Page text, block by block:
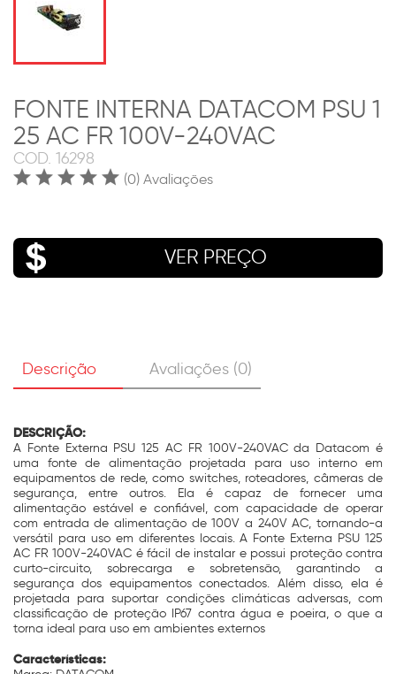
FONTE INTERNA DATACOM PSU 1
25 AC FR 100V-240VAC
COD. 16298
(0) Avaliações
VER PREÇO
Descrição Avaliações (0)
DESCRIÇÃO:
A Fonte Externa PSU 125 AC FR 100V-240VAC da Datacom é
uma fonte de alimentação projetada para uso interno em
equipamentos de rede, como switches, roteadores, câmeras de
segurança, entre outros. Ela é capaz de fornecer uma
alimentação estável e confiável, com capacidade de operar
com entrada de alimentação de 100V a 240V AC, tornando-a
versátil para uso em diferentes locais. A Fonte Externa PSU 125
AC FR 100V-240VAC é fácil de instalar e possui proteção contra
curto-circuito, sobrecarga e sobretensão, garantindo a
segurança dos equipamentos conectados. Além disso, ela é
projetada para suportar condições climáticas adversas, com
classificação de proteção IP67 contra água e poeira, o que a
torna ideal para uso em ambientes externos
Características: